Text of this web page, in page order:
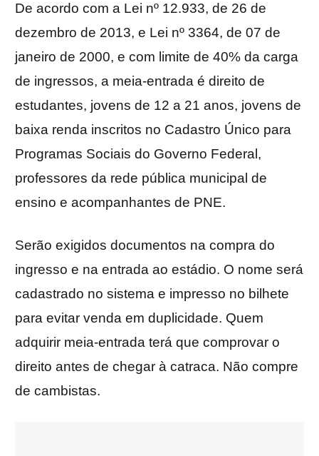
De acordo com a Lei nº 12.933, de 26 de
dezembro de 2013, e Lei nº 3364, de 07 de
janeiro de 2000, e com limite de 40% da carga
de ingressos, a meia-entrada é direito de
estudantes, jovens de 12 a 21 anos, jovens de
baixa renda inscritos no Cadastro Único para
Programas Sociais do Governo Federal,
professores da rede pública municipal de
ensino e acompanhantes de PNE.
Serão exigidos documentos na compra do
ingresso e na entrada ao estádio. O nome será
cadastrado no sistema e impresso no bilhete
para evitar venda em duplicidade. Quem
adquirir meia-entrada terá que comprovar o
direito antes de chegar à catraca. Não compre
de cambistas.